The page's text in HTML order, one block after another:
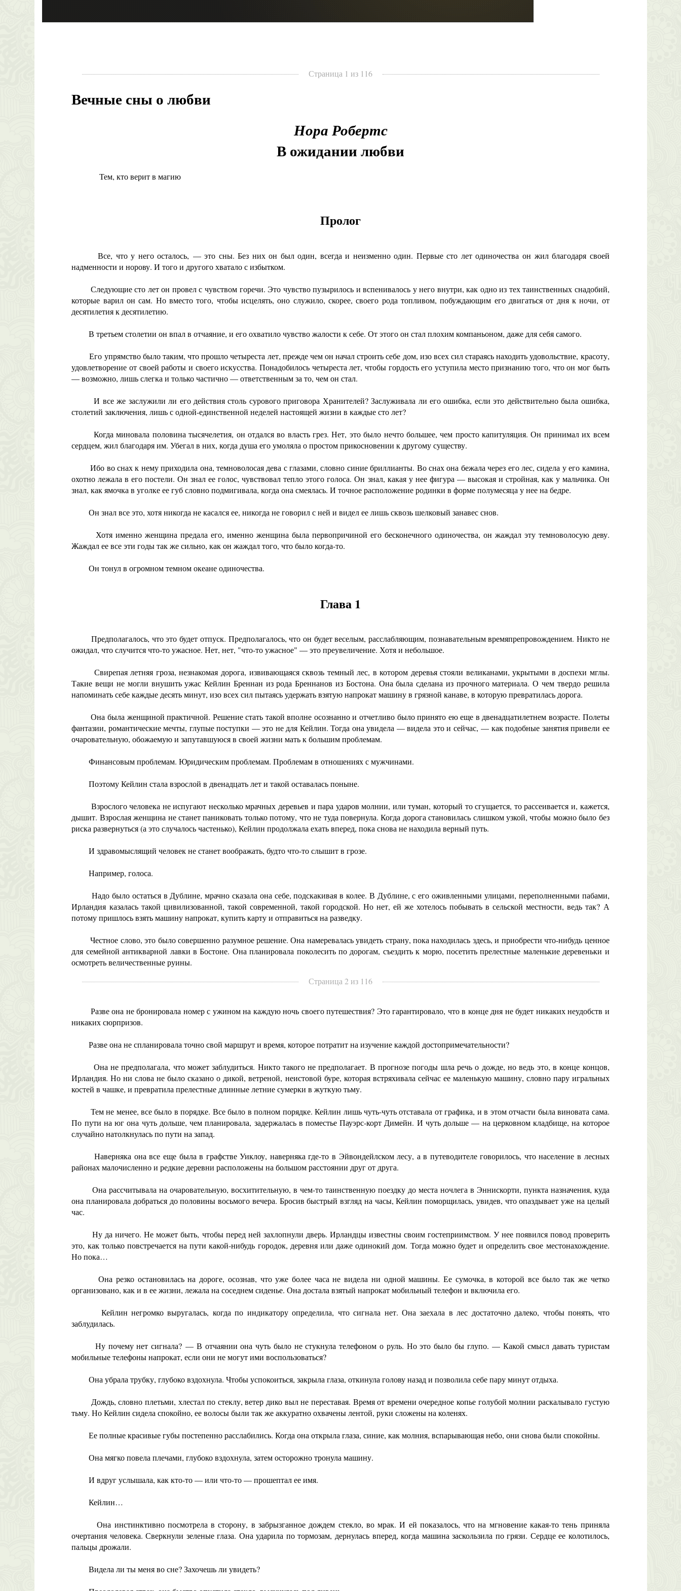
Страница 1 из 116
Вечные сны о любви
Нора Робертс
В ожидании любви
Тем, кто верит в магию
Пролог
Все, что у него осталось, — это сны. Без них он был один, всегда и неизменно один. Первые сто лет одиночества он жил благодаря своей
надменности и норову. И того и другого хватало с избытком.
Следующие сто лет он провел с чувством горечи. Это чувство пузырилось и вспенивалось у него внутри, как одно из тех таинственных снадобий,
которые варил он сам. Но вместо того, чтобы исцелять, оно служило, скорее, своего рода топливом, побуждающим его двигаться от дня к ночи, от
десятилетия к десятилетию.
В третьем столетии он впал в отчаяние, и его охватило чувство жалости к себе. От этого он стал плохим компаньоном, даже для себя самого.
Его упрямство было таким, что прошло четыреста лет, прежде чем он начал строить себе дом, изо всех сил стараясь находить удовольствие, красоту,
удовлетворение от своей работы и своего искусства. Понадобилось четыреста лет, чтобы гордость его уступила место признанию того, что он мог быть
— возможно, лишь слегка и только частично — ответственным за то, чем он стал.
И все же заслужили ли его действия столь сурового приговора Хранителей? Заслуживала ли его ошибка, если это действительно была ошибка,
столетий заключения, лишь с одной-единственной неделей настоящей жизни в каждые сто лет?
Когда миновала половина тысячелетия, он отдался во власть грез. Нет, это было нечто большее, чем просто капитуляция. Он принимал их всем
сердцем, жил благодаря им. Убегал в них, когда душа его умоляла о простом прикосновении к другому существу.
Ибо во снах к нему приходила она, темноволосая дева с глазами, словно синие бриллианты. Во снах она бежала через его лес, сидела у его камина,
охотно лежала в его постели. Он знал ее голос, чувствовал тепло этого голоса. Он знал, какая у нее фигура — высокая и стройная, как у мальчика. Он
знал, как ямочка в уголке ее губ словно подмигивала, когда она смеялась. И точное расположение родинки в форме полумесяца у нее на бедре.
Он знал все это, хотя никогда не касался ее, никогда не говорил с ней и видел ее лишь сквозь шелковый занавес снов.
Хотя именно женщина предала его, именно женщина была первопричиной его бесконечного одиночества, он жаждал эту темноволосую деву.
Жаждал ее все эти годы так же сильно, как он жаждал того, что было когда-то.
Он тонул в огромном темном океане одиночества.
Глава 1
Предполагалось, что это будет отпуск. Предполагалось, что он будет веселым, расслабляющим, познавательным времяпрепровождением. Никто не
ожидал, что случится что-то ужасное. Нет, нет, "что-то ужасное" — это преувеличение. Хотя и небольшое.
Свирепая летняя гроза, незнакомая дорога, извивающаяся сквозь темный лес, в котором деревья стояли великанами, укрытыми в доспехи мглы.
Такие вещи не могли внушить ужас Кейлин Бреннан из рода Бреннанов из Бостона. Она была сделана из прочного материала. О чем твердо решила
напоминать себе каждые десять минут, изо всех сил пытаясь удержать взятую напрокат машину в грязной канаве, в которую превратилась дорога.
Она была женщиной практичной. Решение стать такой вполне осознанно и отчетливо было принято ею еще в двенадцатилетнем возрасте. Полеты
фантазии, романтические мечты, глупые поступки — это не для Кейлин. Тогда она увидела — видела это и сейчас, — как подобные занятия привели ее
очаровательную, обожаемую и запутавшуюся в своей жизни мать к большим проблемам.
Финансовым проблемам. Юридическим проблемам. Проблемам в отношениях с мужчинами.
Поэтому Кейлин стала взрослой в двенадцать лет и такой оставалась поныне.
Взрослого человека не испугают несколько мрачных деревьев и пара ударов молнии, или туман, который то сгущается, то рассеивается и, кажется,
дышит. Взрослая женщина не станет паниковать только потому, что не туда повернула. Когда дорога становилась слишком узкой, чтобы можно было без
риска развернуться (а это случалось частенько), Кейлин продолжала ехать вперед, пока снова не находила верный путь.
И здравомыслящий человек не станет воображать, будто что-то слышит в грозе.
Например, голоса.
Надо было остаться в Дублине, мрачно сказала она себе, подскакивая в колее. В Дублине, с его оживленными улицами, переполненными пабами,
Ирландия казалась такой цивилизованной, такой современной, такой городской. Но нет, ей же хотелось побывать в сельской местности, ведь так? А
потому пришлось взять машину напрокат, купить карту и отправиться на разведку.
Честное слово, это было совершенно разумное решение. Она намеревалась увидеть страну, пока находилась здесь, и приобрести что-нибудь ценное
для семейной антикварной лавки в Бостоне. Она планировала поколесить по дорогам, съездить к морю, посетить прелестные маленькие деревеньки и
осмотреть величественные руины.
Страница 2 из 116
Разве она не бронировала номер с ужином на каждую ночь своего путешествия? Это гарантировало, что в конце дня не будет никаких неудобств и
никаких сюрпризов.
Разве она не спланировала точно свой маршрут и время, которое потратит на изучение каждой достопримечательности?
Она не предполагала, что может заблудиться. Никто такого не предполагает. В прогнозе погоды шла речь о дожде, но ведь это, в конце концов,
Ирландия. Но ни слова не было сказано о дикой, ветреной, неистовой буре, которая встряхивала сейчас ее маленькую машину, словно пару игральных
костей в чашке, и превратила прелестные длинные летние сумерки в жуткую тьму.
Тем не менее, все было в порядке. Все было в полном порядке. Кейлин лишь чуть-чуть отставала от графика, и в этом отчасти была виновата сама.
По пути на юг она чуть дольше, чем планировала, задержалась в поместье Пауэрс-корт Димейн. И чуть дольше — на церковном кладбище, на которое
случайно натолкнулась по пути на запад.
Наверняка она все еще была в графстве Уиклоу, наверняка где-то в Эйвондейлском лесу, а в путеводителе говорилось, что население в лесных
районах малочисленно и редкие деревни расположены на большом расстоянии друг от друга.
Она рассчитывала на очаровательную, восхитительную, в чем-то таинственную поездку до места ночлега в Эннискорти, пункта назначения, куда
она планировала добраться до половины восьмого вечера. Бросив быстрый взгляд на часы, Кейлин поморщилась, увидев, что опаздывает уже на целый
час.
Ну да ничего. Не может быть, чтобы перед ней захлопнули дверь. Ирландцы известны своим гостеприимством. У нее появился повод проверить
это, как только повстречается на пути какой-нибудь городок, деревня или даже одинокий дом. Тогда можно будет и определить свое местонахождение.
Но пока…
Она резко остановилась на дороге, осознав, что уже более часа не видела ни одной машины. Ее сумочка, в которой все было так же четко
организовано, как и в ее жизни, лежала на соседнем сиденье. Она достала взятый напрокат мобильный телефон и включила его.
Кейлин негромко выругалась, когда по индикатору определила, что сигнала нет. Она заехала в лес достаточно далеко, чтобы понять, что
заблудилась.
Ну почему нет сигнала? — В отчаянии она чуть было не стукнула телефоном о руль. Но это было бы глупо. — Какой смысл давать туристам
мобильные телефоны напрокат, если они не могут ими воспользоваться?
Она убрала трубку, глубоко вздохнула. Чтобы успокоиться, закрыла глаза, откинула голову назад и позволила себе пару минут отдыха.
Дождь, словно плетьми, хлестал по стеклу, ветер дико выл не переставая. Время от времени очередное копье голубой молнии раскалывало густую
тьму. Но Кейлин сидела спокойно, ее волосы были так же аккуратно охвачены лентой, руки сложены на коленях.
Ее полные красивые губы постепенно расслабились. Когда она открыла глаза, синие, как молния, вспарывающая небо, они снова были спокойны.
Она мягко повела плечами, глубоко вздохнула, затем осторожно тронула машину.
И вдруг услышала, как кто-то — или что-то — прошептал ее имя.
Кейлин…
Она инстинктивно посмотрела в сторону, в забрызганное дождем стекло, во мрак. И ей показалось, что на мгновение какая-то тень приняла
очертания человека. Сверкнули зеленые глаза. Она ударила по тормозам, дернулась вперед, когда машина заскользила по грязи. Сердце ее колотилось,
пальцы дрожали.
Видела ли ты меня во сне? Захочешь ли увидеть?